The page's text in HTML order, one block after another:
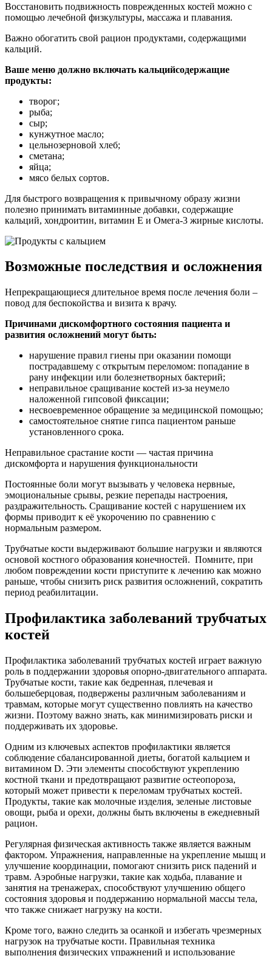
Восстановить подвижность поврежденных костей можно с
помощью лечебной физкультуры, массажа и плавания.
Важно обогатить свой рацион продуктами, содержащими
кальций.
Ваше меню должно включать кальцийсодержащие
продукты:
творог;
рыба;
сыр;
кунжутное масло;
цельнозерновой хлеб;
сметана;
яйца;
мясо белых сортов.
Для быстрого возвращения к привычному образу жизни
полезно принимать витаминные добавки, содержащие
кальций, хондроитин, витамин Е и Омега-3 жирные кислоты.
Возможные последствия и осложнения
Непрекращающиеся длительное время после лечения боли –
повод для беспокойства и визита к врачу.
Причинами дискомфортного состояния пациента и
развития осложнений могут быть:
нарушение правил гиены при оказании помощи
пострадавшему с открытым переломом: попадание в
рану инфекции или болезнетворных бактерий;
неправильное сращивание костей из-за неумело
наложенной гипсовой фиксации;
несвоевременное обращение за медицинской помощью;
самостоятельное снятие гипса пациентом раньше
установленного срока.
Неправильное срастание кости — частая причина
дискомфорта и нарушения функциональности
Постоянные боли могут вызывать у человека нервные,
эмоциональные срывы, резкие перепады настроения,
раздражительность. Сращивание костей с нарушением их
формы приводит к её укорочению по сравнению с
нормальным размером.
Трубчатые кости выдерживают большие нагрузки и являются
основой костного образования конечностей. Помните, при
любом повреждении кости приступите к лечению как можно
раньше, чтобы снизить риск развития осложнений, сократить
период реабилитации.
Профилактика заболеваний трубчатых
костей
Профилактика заболеваний трубчатых костей играет важную
роль в поддержании здоровья опорно-двигательного аппарата.
Трубчатые кости, такие как бедренная, плечевая и
большеберцовая, подвержены различным заболеваниям и
травмам, которые могут существенно повлиять на качество
жизни. Поэтому важно знать, как минимизировать риски и
поддерживать их здоровье.
Одним из ключевых аспектов профилактики является
соблюдение сбалансированной диеты, богатой кальцием и
витамином D. Эти элементы способствуют укреплению
костной ткани и предотвращают развитие остеопороза,
который может привести к переломам трубчатых костей.
Продукты, такие как молочные изделия, зеленые листовые
овощи, рыба и орехи, должны быть включены в ежедневный
рацион.
Регулярная физическая активность также является важным
фактором. Упражнения, направленные на укрепление мышц и
улучшение координации, помогают снизить риск падений и
травм. Аэробные нагрузки, такие как ходьба, плавание и
занятия на тренажерах, способствуют улучшению общего
состояния здоровья и поддержанию нормальной массы тела,
что также снижает нагрузку на кости.
Кроме того, важно следить за осанкой и избегать чрезмерных
нагрузок на трубчатые кости. Правильная техника
выполнения физических упражнений и использование